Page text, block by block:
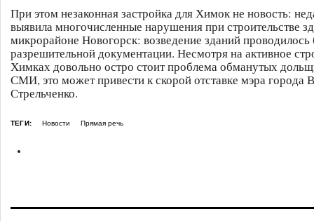
При этом незаконная застройка для Химок не новость:
выявила многочисленные нарушения при строительстве
микрорайоне Новогорск: возведение зданий проводилось
разрешительной документации. Несмотря на активное
Химках довольно остро стоит проблема обманутых
СМИ, это может привести к скорой отставке мэра города
Стрельченко.
ТЕГИ: Новости Прямая речь